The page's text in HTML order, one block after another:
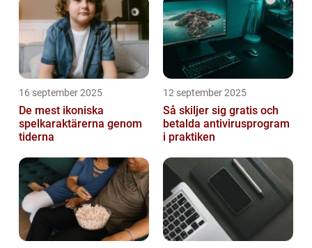
16 september 2025
De mest ikoniska
spelkaraktärerna genom
tiderna
12 september 2025
Så skiljer sig gratis och
betalda antivirusprogram
i praktiken